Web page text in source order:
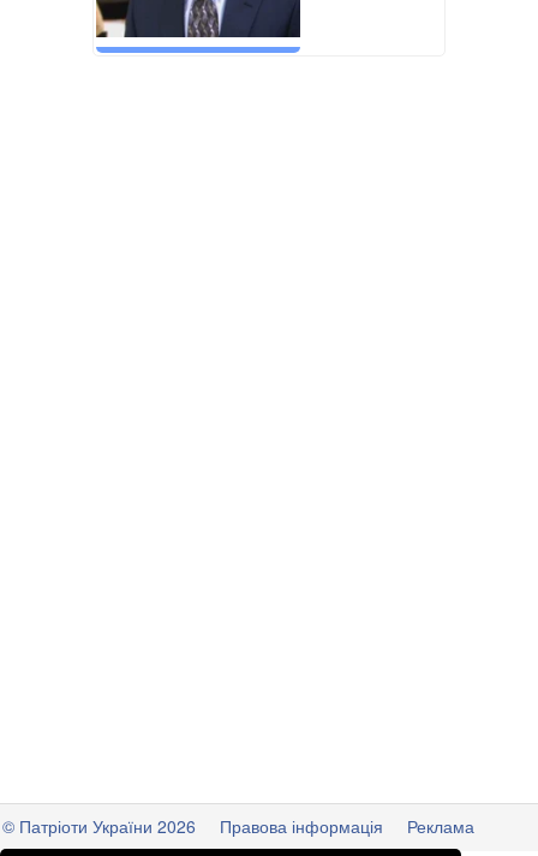
© Патріоти України 2026 Правова інформація Реклама